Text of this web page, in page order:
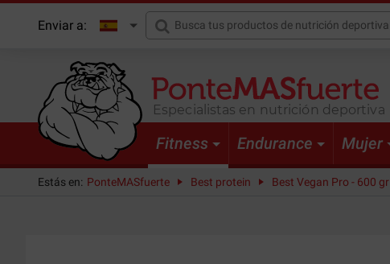
Enviar a:
Especialistas en nutrición deportiva
Fitness Endurance Mujer
Estás en: PonteMASfuerte Best protein Best Vegan Pro - 600 gr